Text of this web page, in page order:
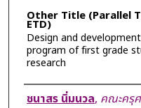
Other Title (Parallel
ETD)
Design and
program of first grade
research
Author
ชนาสร นิ่มนวล, คณะครุ